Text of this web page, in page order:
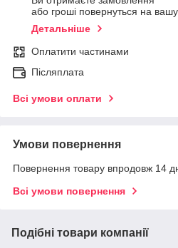
або гроші повернуться на вашу
Детальніше
Оплатити частинами
Післяплата
Всі умови оплати
Умови повернення
Повернення товару впродовж 14
Всі умови повернення
Подібні товари компанії